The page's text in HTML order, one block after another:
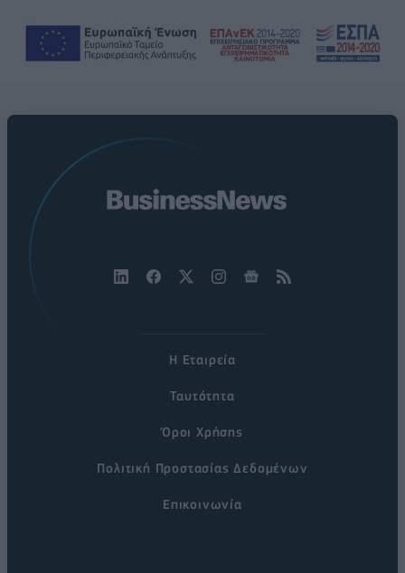
Η Εταιρεία
Ταυτότητα
Όροι Χρήσης
Πολιτική Προστασίας Δεδομένων
Επικοινωνία